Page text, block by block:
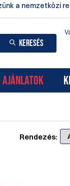
a nemzetközi
KERESÉS
Rendezés: